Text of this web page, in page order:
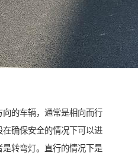
的车辆，通常是相向而行
确保安全的情况下可以进
转弯灯。直行的情况下是